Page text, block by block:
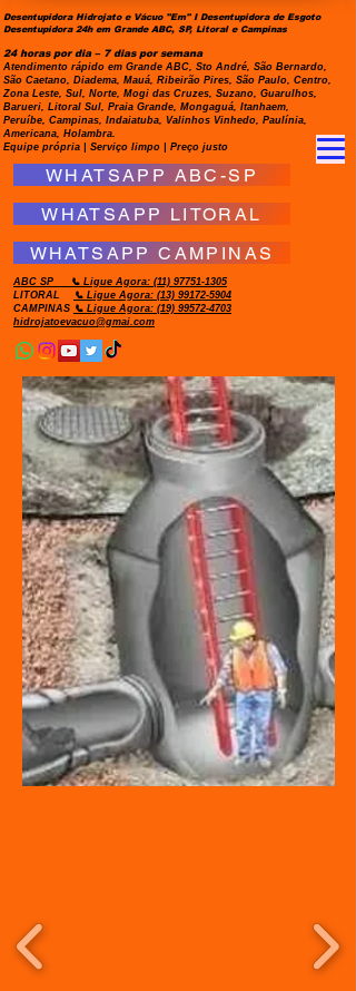
Desentupidora Hidrojato e Vácuo "Em" I Desentupidora de Esgoto
Desentupidora 24h em Grande ABC, SP, Litoral e Campinas
24 horas por dia – 7 dias por semana
Atendimento rápido em Grande ABC, Sto André, São Bernardo,
São Caetano, Diadema, Mauá, Ribeirão Pires, São Paulo, Centro,
Zona Leste, Sul, Norte, Mogi das Cruzes, Suzano, Guarulhos,
Barueri, Litoral Sul, Praia Grande, Mongaguá, Itanhaem,
Peruíbe, Campinas, Indaiatuba, Valinhos Vinhedo, Paulínia,
Americana, Holambra.
Equipe própria | Serviço limpo | Preço justo
WHATSAPP ABC-SP
WHATSAPP LITORAL
WHATSAPP CAMPINAS
ABC SP 📞 Ligue Agora: (11) 97751-1305
LITORAL
📞 Ligue Agora: (13) 99172-5904
CAMPINAS 📞 Ligue Agora: (19) 99572-4703
hidrojatoevacuo@gmai.com